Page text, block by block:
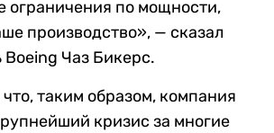
ограничения по мощности,
производство», — сказал
Boeing Чаз Бикерс.
таким образом, компания
кризис за многие